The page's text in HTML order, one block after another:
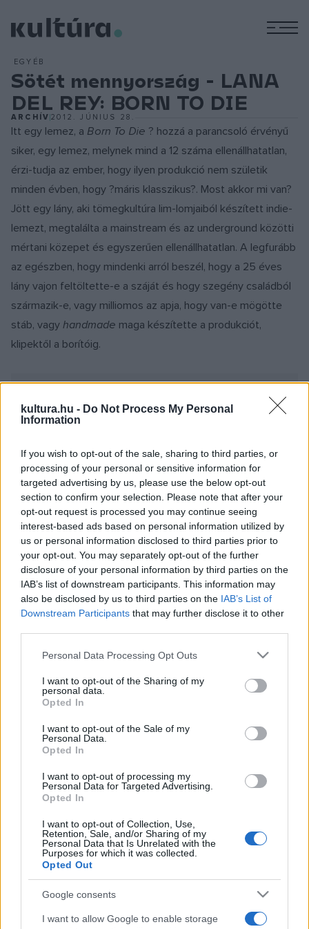
kultura.hu - Do Not Process My Personal
Information
If you wish to opt-out of the sale, sharing to third parties, or
processing of your personal or sensitive information for
targeted advertising by us, please use the below opt-out
section to confirm your selection. Please note that after your
opt-out request is processed you may continue seeing
interest-based ads based on personal information utilized by
us or personal information disclosed to third parties prior to
your opt-out. You may separately opt-out of the further
disclosure of your personal information by third parties on the
IAB’s list of downstream participants. This information may
also be disclosed by us to third parties on the IAB’s List of
Downstream Participants that may further disclose it to other
Please note that this website/app uses one or more Google
not limited to your visit or usage behaviour. You may click to
grant or deny consent to Google and its third-party tags to
use your data for below specified purposes in below Google
consent section.
Personal Data Processing Opt Outs
I want to opt-out of the Sharing of my
personal data.
Opted In
I want to opt-out of the Sale of my
Personal Data.
Opted In
I want to opt-out of processing my
Personal Data for Targeted Advertising.
Opted In
I want to opt-out of Collection, Use,
Retention, Sale, and/or Sharing of my
Personal Data that Is Unrelated with the
Purposes for which it was collected.
Opted Out
Google consents
I want to allow Google to enable storage
EGYÉB
Sötét mennyország - LANA
DEL REY: BORN TO DIE
ARCHÍV2012. JÚNIUS 28.
Itt egy lemez, a Born To Die ? hozzá a parancsoló érvényű
siker, egy lemez, melynek mind a 12 száma ellenállhatatlan,
érzi-tudja az ember, hogy ilyen produkció nem születik
minden évben, hogy ?máris klasszikus?. Most akkor mi van?
Jött egy lány, aki tömegkultúra lim-lomjaiból készített indie-
lemezt, megtalálta a mainstream és az underground közötti
mértani közepet és egyszerűen ellenállhatatlan. A legfurább
az egészben, hogy mindenki arról beszél, hogy a 25 éves
lány vajon feltöltette-e a száját és hogy szegény családból
származik-e, vagy milliomos az apja, hogy van-e mögötte
stáb, vagy handmade maga készítette a produkciót,
klipektől a borítóig.
majdnem hibátlan poplemez, mely megidézi apin-up
modellek 50-es évekbeli világát, de itt van azAmerikai
szépség című film hangulata is, a Linch-mozik idilli kisvárosi
nyomasztó rémálmai, de itt vanBritney Spears is, ahogy
ehhez a zenés asztaltáncoltatáshoz meghívtákKate Bush
is. Mi lenne, ha egyszer az életben nem próbálnánk meg
analizálni, hogy mitől jó egy kapcsolat, hanem csak jól
éreznénk magunkat benne? ? teszik fel a kérdést a
tinédzser szerelmesek. Nos, ha ez mégsem megy, akkor
fontos szerep jut az amerikai kertvárosi álmok mögött
meghúzódó frusztrációknak, rémálmoknak, a
tömegkultúrának, a show businessnek, lakókocsinak, a
gyepnek, a fűben megbújó (aKék bársony
ból ismert)
levágott fülnek, az amerikai lobogónak, a tinédzser
lányoknak, akik egyszerre játsszák a felnőttet és az ötéves
kislányt, de lelkileg inkább az ötéves énjükhöz állnak
mindegyik másért jó, de talán a címadó,Born To Diecímű
nyitó szám az, amely azonnal ?megveszi a hallgatót?,
ugyanakkor nem ez a legnagyobb sláger, hanem a
, aVideo Games
Fiona Apple,